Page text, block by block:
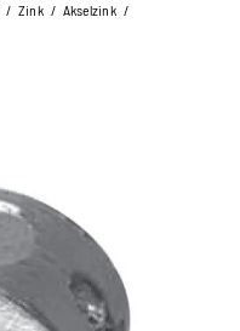
/ Zink / Akselzink /